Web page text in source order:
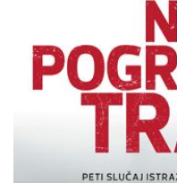
Na
pogrešnom
tragu